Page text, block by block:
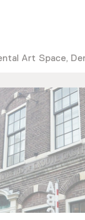
Art Space,